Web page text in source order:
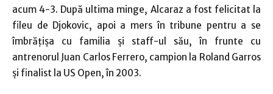
acum 4-3. După ultima minge, Alcaraz a fost felicitat la
fileu de Djokovic, apoi a mers în tribune pentru a se
îmbrăţişa cu familia şi staff-ul său, în frunte cu
antrenorul Juan Carlos Ferrero, campion la Roland Garros
şi finalist la US Open, în 2003.